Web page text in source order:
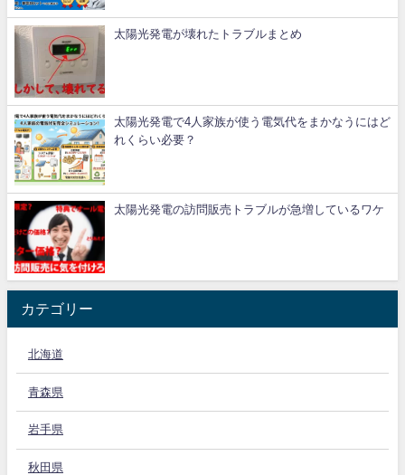
太陽光発電が壊れたトラブルまとめ
太陽光発電で4人家族が使う電気代をまかなうにはど
れくらい必要？
太陽光発電の訪問販売トラブルが急増しているワケ
カテゴリー
北海道
青森県
岩手県
秋田県